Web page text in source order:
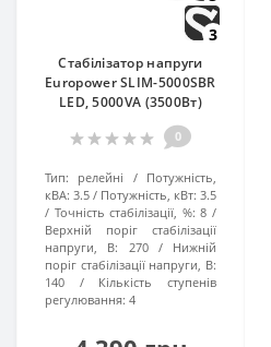
3
Стабілізатор напруги
Europower SLIM-5000SBR
LED, 5000VA (3500Вт)
0
Тип: релейні
Потужність,
кВА: 3.5 Потужність, кВт: 3.5
Точність стабілізації, %: 8
Верхній поріг стабілізації
напруги, В:
270
Нижній
поріг стабілізації напруги, В:
140
Кількість ступенів
регулювання: 4